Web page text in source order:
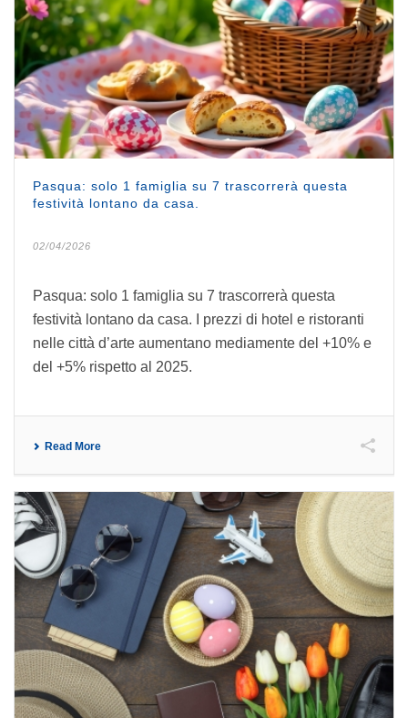
Pasqua: solo 1 famiglia su 7 trascorrerà questa
festività lontano da casa.
02/04/2026
Pasqua: solo 1 famiglia su 7 trascorrerà questa
festività lontano da casa. I prezzi di hotel e ristoranti
nelle città d’arte aumentano mediamente del +10% e
del +5% rispetto al 2025.
Read More